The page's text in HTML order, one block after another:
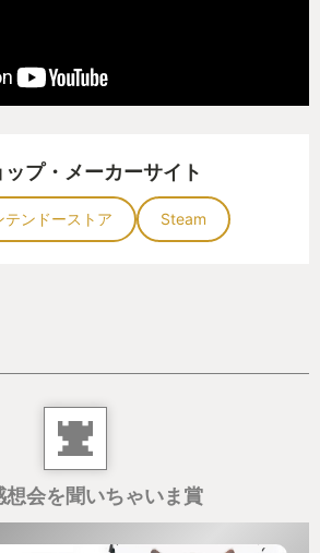
ップ・メーカーサイト
テンドーストア Steam
想会を聞いちゃいま賞